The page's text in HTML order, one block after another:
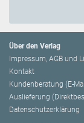
Über den Verlag
Impressum, AGB und
Kontakt
Kundenberatung (E-
Auslieferung
Datenschutzerklärung